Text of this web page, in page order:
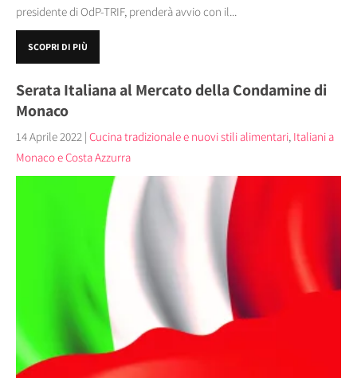
presidente di OdP-TRIF, prenderà avvio con il...
SCOPRI DI PIÙ
Serata Italiana al Mercato della Condamine di
Monaco
14 Aprile 2022 | Cucina tradizionale e nuovi stili alimentari, Italiani a
Monaco e Costa Azzurra